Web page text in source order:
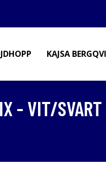
KAJSA
- VIT/SVART